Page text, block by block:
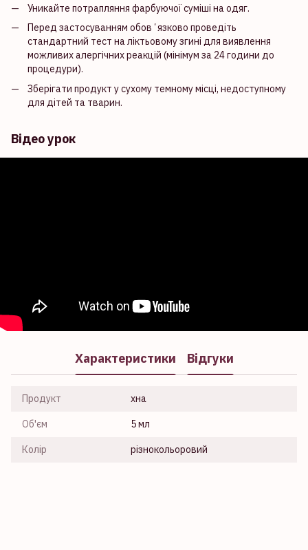
Уникайте потрапляння фарбуючої суміші на одяг.
Перед застосуванням обовʼязково проведіть
стандартний тест на ліктьовому згині для виявлення
можливих алергічних реакцій (мінімум за 24 години до
процедури).
Зберігати продукт у сухому темному місці, недоступному
для дітей та тварин.
Відео урок
Характеристики Відгуки
Продукт хна
Об'єм 5 мл
Колір різнокольоровий